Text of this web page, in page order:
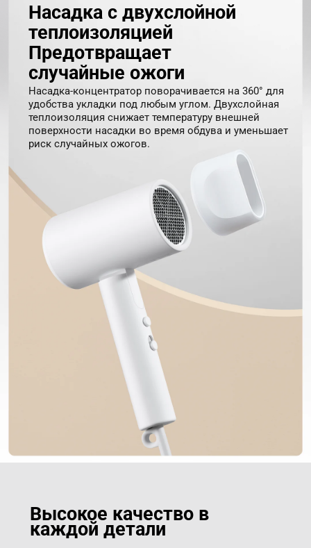
Насадка с двухслойной
теплоизоляцией
Предотвращает
случайные ожоги
Насадка-концентратор поворачивается на 360° для
удобства укладки под любым углом. Двухслойная
теплоизоляция снижает температуру внешней
поверхности насадки во время обдува и уменьшает
риск случайных ожогов.
Высокое качество в
каждой детали